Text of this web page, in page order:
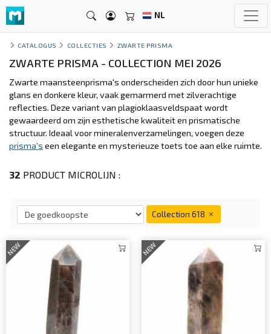
NL
CATALOGUS COLLECTIES ZWARTE PRISMA
ZWARTE PRISMA - COLLECTION MEI 2026
Zwarte maansteenprisma's onderscheiden zich door hun unieke
glans en donkere kleur, vaak gemarmerd met zilverachtige
reflecties. Deze variant van plagioklaasveldspaat wordt
gewaardeerd om zijn esthetische kwaliteit en prismatische
structuur. Ideaal voor mineralenverzamelingen, voegen deze
prisma's een elegante en mysterieuze toets toe aan elke ruimte.
32 PRODUCT MICROLIJN :
Collection 618
NEW NEW